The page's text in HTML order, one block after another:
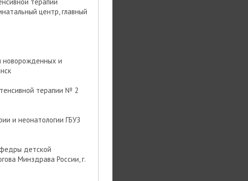
центр, главный
новорожденных и
терапии № 2
и неонатологии ГБУЗ
детской
Минздрава России, г.